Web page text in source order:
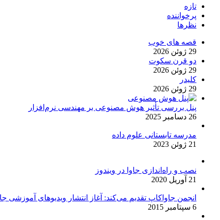
تازه
پرخواننده
نظرها
قصه های خوب
29 ژوئن 2026
دو قرن سکوت
29 ژوئن 2026
کلیدر
29 ژوئن 2026
پنل بررسی تأثیر هوش مصنوعی بر مهندسی نرم‌افزار
26 دسامبر 2025
مدرسه تابستانی علوم داده
21 ژوئن 2023
نصب و راه‌اندازی جاوا در ویندوز
21 آوریل 2020
انجمن جاواکاپ تقدیم می‌کند: آغاز انتشار ویدیوهای آموزشی
6 سپتامبر 2015